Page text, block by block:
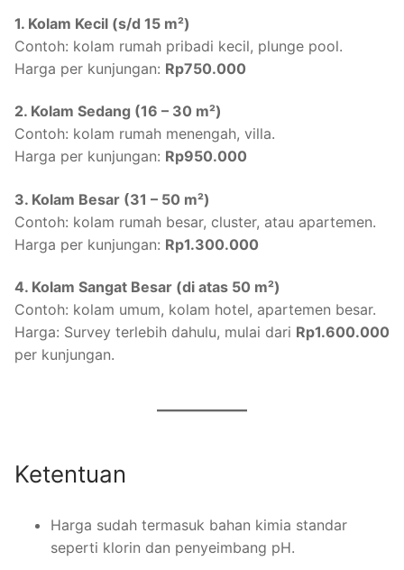
1. Kolam Kecil (s/d 15 m²)
Contoh: kolam rumah pribadi kecil, plunge pool.
Harga per kunjungan: Rp750.000
2. Kolam Sedang (16 – 30 m²)
Contoh: kolam rumah menengah, villa.
Harga per kunjungan: Rp950.000
3. Kolam Besar (31 – 50 m²)
Contoh: kolam rumah besar, cluster, atau apartemen.
Harga per kunjungan: Rp1.300.000
4. Kolam Sangat Besar (di atas 50 m²)
Contoh: kolam umum, kolam hotel, apartemen besar.
Harga: Survey terlebih dahulu, mulai dari Rp1.600.000
per kunjungan.
Ketentuan
Harga sudah termasuk bahan kimia standar
seperti klorin dan penyeimbang pH.